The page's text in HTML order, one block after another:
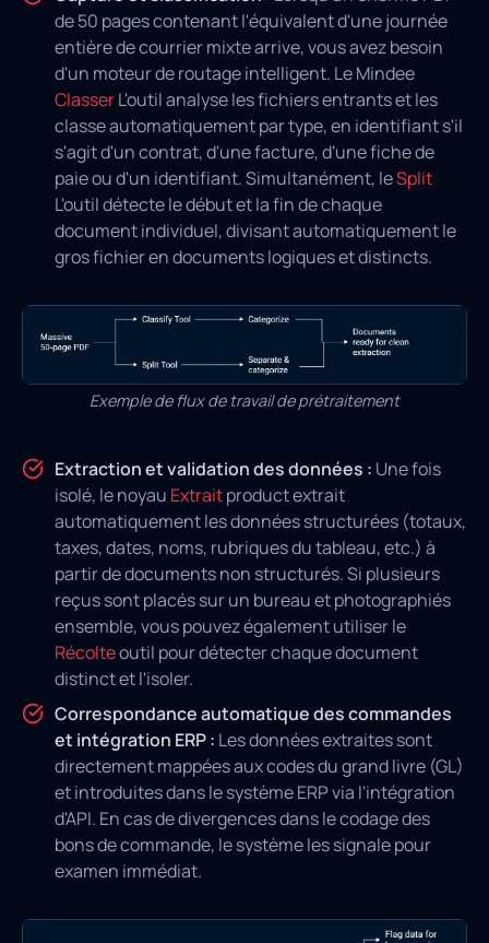
de 50 pages contenant l'équivalent d'une journée
entière de courrier mixte arrive, vous avez besoin
d'un moteur de routage intelligent. Le Mindee
ClasserL'outil analyse les fichiers entrants et les
classe automatiquement par type, en identifiant s'il
s'agit d'un contrat, d'une facture, d'une fiche de
paie ou d'un identifiant. Simultanément, leSplit
L'outil détecte le début et la fin de chaque
document individuel, divisant automatiquement le
gros fichier en documents logiques et distincts.
Exemple de flux de travail de prétraitement
Extraction et validation des données : Une fois
isolé, le noyau Extraitproduct extrait
automatiquement les données structurées (totaux,
taxes, dates, noms, rubriques du tableau, etc.) à
partir de documents non structurés. Si plusieurs
reçus sont placés sur un bureau et photographiés
ensemble, vous pouvez également utiliser le
Récolteoutil pour détecter chaque document
distinct et l'isoler.
Correspondance automatique des commandes
et intégration ERP : Les données extraites sont
directement mappées aux codes du grand livre (GL)
et introduites dans le système ERP via l'intégration
d'API. En cas de divergences dans le codage des
bons de commande, le système les signale pour
examen immédiat.